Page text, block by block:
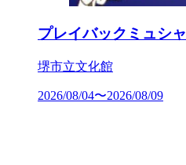
プレイバックミュシャ
堺市立文化館
2026/08/04〜2026/08/09